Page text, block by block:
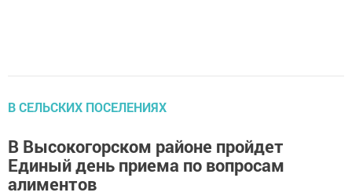
В СЕЛЬСКИХ ПОСЕЛЕНИЯХ
В Высокогорском районе пройдет
Единый день приема по вопросам
алиментов